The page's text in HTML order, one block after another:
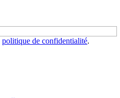
politique de confidentialité.